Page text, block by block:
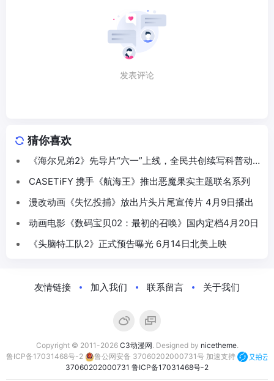
发表评论
猜你喜欢
《海尔兄弟2》先导片“六一”上线，全民共创续写科普动
CASETiFY 携手《航海王》推出恶魔果实主题联名系列
漫改动画《失忆投捕》放出片头片尾宣传片 4月9日播出
动画电影《数码宝贝02：最初的召唤》国内定档4月20日
《头脑特工队2》正式预告曝光 6月14日北美上映
友情链接 加入我们 联系留言 关于我们
Copyright © 2011-2026 C3动漫网. Designed by nicetheme.
鲁ICP备17031468号-2
鲁公网安备 37060202000731号 加速支持
37060202000731 鲁ICP备17031468号-2